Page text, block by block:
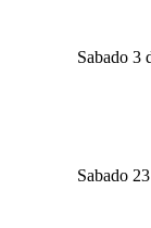
Sabado 3
Sabado